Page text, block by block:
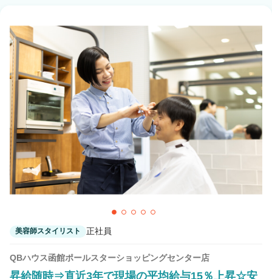
正社員 契約社員・パート
業務委託・フリーランス
詳細条件
管理美容師免許歓迎 詳細条件を変更
この条件の求人数 4
美容師スタイリスト 正社員
QBハウス函館ポールスターショッピングセンター店
昇給随時⇒直近3年で現場の平均給与15％上昇☆安